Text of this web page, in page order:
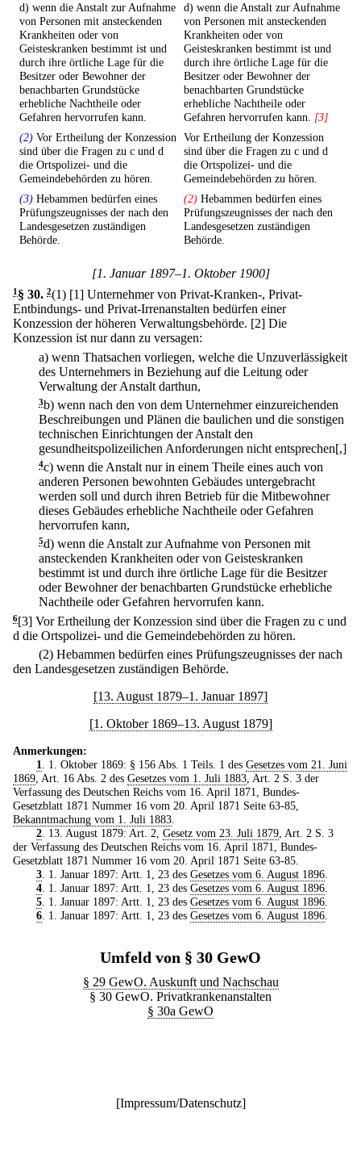
d) wenn die Anstalt zur Aufnahme
von Personen mit ansteckenden
Krankheiten oder von
Geisteskranken bestimmt ist und
durch ihre örtliche Lage für die
Besitzer oder Bewohner der
benachbarten Grundstücke
erhebliche Nachtheile oder
Gefahren hervorrufen kann.
d) wenn die Anstalt zur Aufnahme
von Personen mit ansteckenden
Krankheiten oder von
Geisteskranken bestimmt ist und
durch ihre örtliche Lage für die
Besitzer oder Bewohner der
benachbarten Grundstücke
erhebliche Nachtheile oder
Gefahren hervorrufen kann. [3]
(2) Vor Ertheilung der Konzession
sind über die Fragen zu c und d
die Ortspolizei- und die
Gemeindebehörden zu hören.
Vor Ertheilung der Konzession
sind über die Fragen zu c und d
die Ortspolizei- und die
Gemeindebehörden zu hören.
(3) Hebammen bedürfen eines
Prüfungszeugnisses der nach den
Landesgesetzen zuständigen
Behörde.
(2) Hebammen bedürfen eines
Prüfungszeugnisses der nach den
Landesgesetzen zuständigen
Behörde.
[1. Januar 1897–1. Oktober 1900]
1§ 30. 2(1) [1] Unternehmer von Privat-Kranken-, Privat-
Entbindungs- und Privat-Irrenanstalten bedürfen einer
Konzession der höheren Verwaltungsbehörde. [2] Die
Konzession ist nur dann zu versagen:
a) wenn Thatsachen vorliegen, welche die Unzuverlässigkeit
des Unternehmers in Beziehung auf die Leitung oder
Verwaltung der Anstalt darthun,
3b) wenn nach den von dem Unternehmer einzureichenden
Beschreibungen und Plänen die baulichen und die sonstigen
technischen Einrichtungen der Anstalt den
gesundheitspolizeilichen Anforderungen nicht entsprechen[,]
4c) wenn die Anstalt nur in einem Theile eines auch von
anderen Personen bewohnten Gebäudes untergebracht
werden soll und durch ihren Betrieb für die Mitbewohner
dieses Gebäudes erhebliche Nachtheile oder Gefahren
hervorrufen kann,
5d) wenn die Anstalt zur Aufnahme von Personen mit
ansteckenden Krankheiten oder von Geisteskranken
bestimmt ist und durch ihre örtliche Lage für die Besitzer
oder Bewohner der benachbarten Grundstücke erhebliche
Nachtheile oder Gefahren hervorrufen kann.
6[3] Vor Ertheilung der Konzession sind über die Fragen zu c und
d die Ortspolizei- und die Gemeindebehörden zu hören.
(2) Hebammen bedürfen eines Prüfungszeugnisses der nach
den Landesgesetzen zuständigen Behörde.
[13. August 1879–1. Januar 1897]
[1. Oktober 1869–13. August 1879]
Anmerkungen:
1
. 1. Oktober 1869: § 156 Abs. 1 Teils. 1 des Gesetzes vom 21. Juni
1869 , Art. 16 Abs. 2 des Gesetzes vom 1. Juli 1883 , Art. 2 S. 3 der
Verfassung des Deutschen Reichs vom 16. April 1871, Bundes-
Gesetzblatt 1871 Nummer 16 vom 20. April 1871 Seite 63-85,
Bekanntmachung vom 1. Juli 1883
2. 13. August 1879: Art. 2, Gesetz vom 23. Juli 1879, Art. 2 S. 3
der Verfassung des Deutschen Reichs vom 16. April 1871, Bundes-
Gesetzblatt 1871 Nummer 16 vom 20. April 1871 Seite 63-85.
3. 1. Januar 1897: Artt. 1, 23 des Gesetzes vom 6. August 1896.
4. 1. Januar 1897: Artt. 1, 23 des Gesetzes vom 6. August 1896.
5. 1. Januar 1897: Artt. 1, 23 des Gesetzes vom 6. August 1896.
6. 1. Januar 1897: Artt. 1, 23 des Gesetzes vom 6. August 1896.
Umfeld von § 30 GewO
§ 29 GewO. Auskunft und Nachschau
§ 30 GewO. Privatkrankenanstalten
§ 30a GewO
[Impressum/Datenschutz]